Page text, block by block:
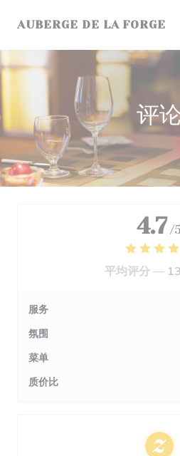
AUBERGE DE LA FORGE
评
4.7 /
平均评分 —
服务
氛围
菜单
质价比